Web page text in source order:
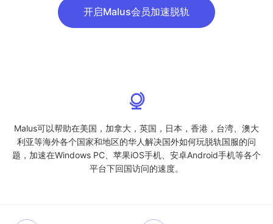
开启Malus会员加速脱轨
Malus可以帮助在美国，加拿大，英国，日本，香港，台湾、澳大
利亚等海外各个国家和地区的华人解决国外如何玩脱轨国服的问
题，加速在Windows PC、苹果iOS手机、安卓Android手机等各个
平台下回国访问的速度。